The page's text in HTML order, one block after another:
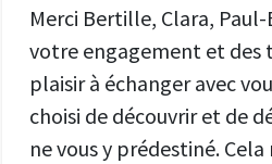
Merci Bertille, Clara,
votre engagement et des
plaisir à échanger avec
choisi de découvrir et de
ne vous y prédestiné.